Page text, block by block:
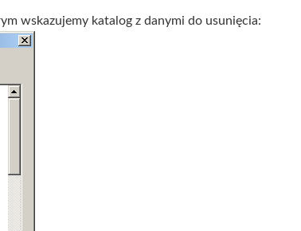
wskazujemy katalog z danymi do usunięcia: